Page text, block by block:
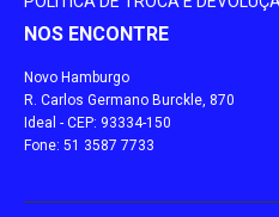
NOS ENCONTRE
Novo Hamburgo
R. Carlos Germano Burckle, 870
Ideal - CEP: 93334-150
Fone: 51 3587 7733